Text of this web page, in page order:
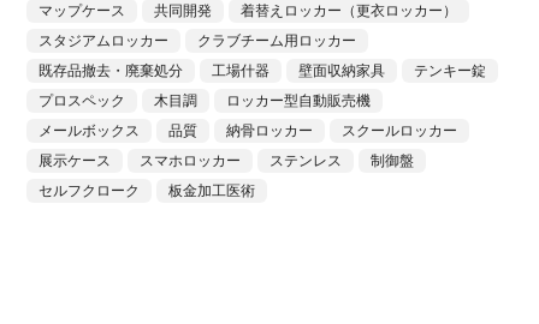
マップケース
共同開発
着替えロッカー（更衣ロッカー）
スタジアムロッカー
クラブチーム用ロッカー
既存品撤去・廃棄処分
工場什器 壁面収納家具
テンキー錠
プロスペック
木目調
ロッカー型自動販売機
メールボックス
品質 納骨ロッカー
スクールロッカー
展示ケース
スマホロッカー ステンレス
制御盤
セルフクローク
板金加工医術